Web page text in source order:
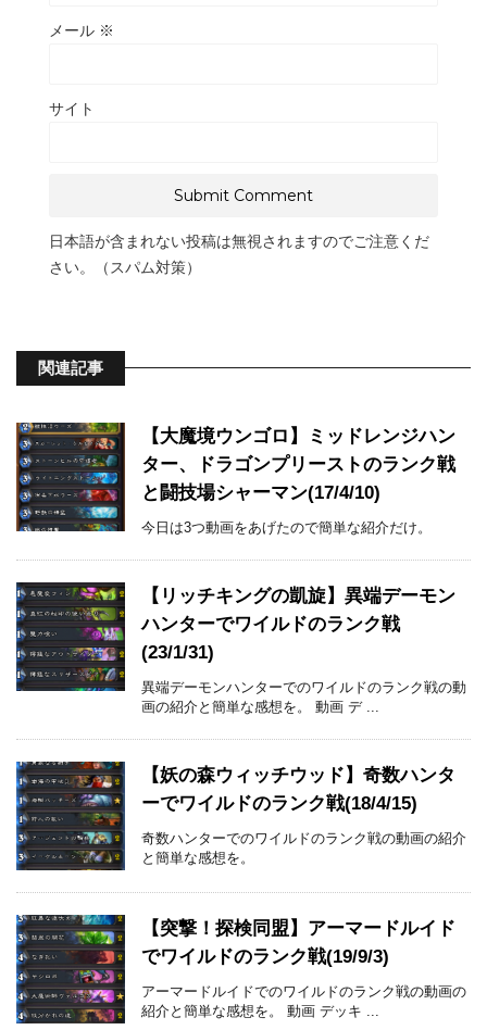
メール ※
サイト
日本語が含まれない投稿は無視されますのでご注意くだ
さい。（スパム対策）
関連記事
【大魔境ウンゴロ】ミッドレンジハン
ター、ドラゴンプリーストのランク戦
と闘技場シャーマン(17/4/10)
今日は3つ動画をあげたので簡単な紹介だけ。
【リッチキングの凱旋】異端デーモン
ハンターでワイルドのランク戦
(23/1/31)
異端デーモンハンターでのワイルドのランク戦の動
画の紹介と簡単な感想を。 動画 デ ...
【妖の森ウィッチウッド】奇数ハンタ
ーでワイルドのランク戦(18/4/15)
奇数ハンターでのワイルドのランク戦の動画の紹介
と簡単な感想を。
【突撃！探検同盟】アーマードルイド
でワイルドのランク戦(19/9/3)
アーマードルイドでのワイルドのランク戦の動画の
紹介と簡単な感想を。 動画 デッキ ...